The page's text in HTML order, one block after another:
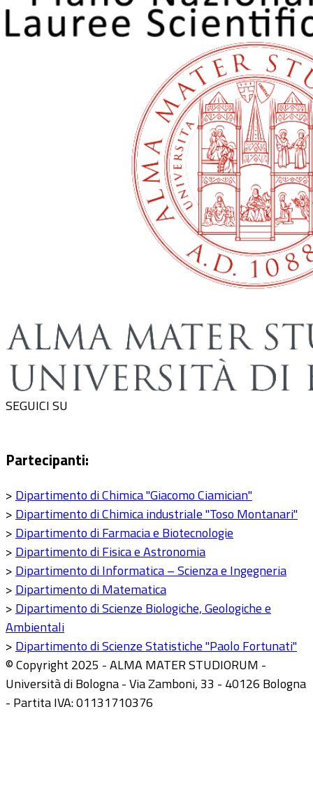
SEGUICI SU
Partecipanti:
> Dipartimento di Chimica "Giacomo Ciamician"
> Dipartimento di Chimica industriale "Toso Montanari"
> Dipartimento di Farmacia e Biotecnologie
> Dipartimento di Fisica e Astronomia
> Dipartimento di Informatica – Scienza e Ingegneria
> Dipartimento di Matematica
> Dipartimento di Scienze Biologiche, Geologiche e
Ambientali
> Dipartimento di Scienze Statistiche "Paolo Fortunati"
© Copyright 2025 - ALMA MATER STUDIORUM -
Università di Bologna - Via Zamboni, 33 - 40126 Bologna
- Partita IVA: 01131710376